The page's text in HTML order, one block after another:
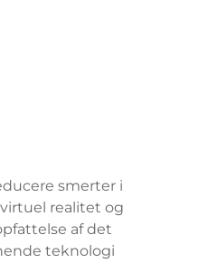
smerter i
realitet og
af det
teknologi